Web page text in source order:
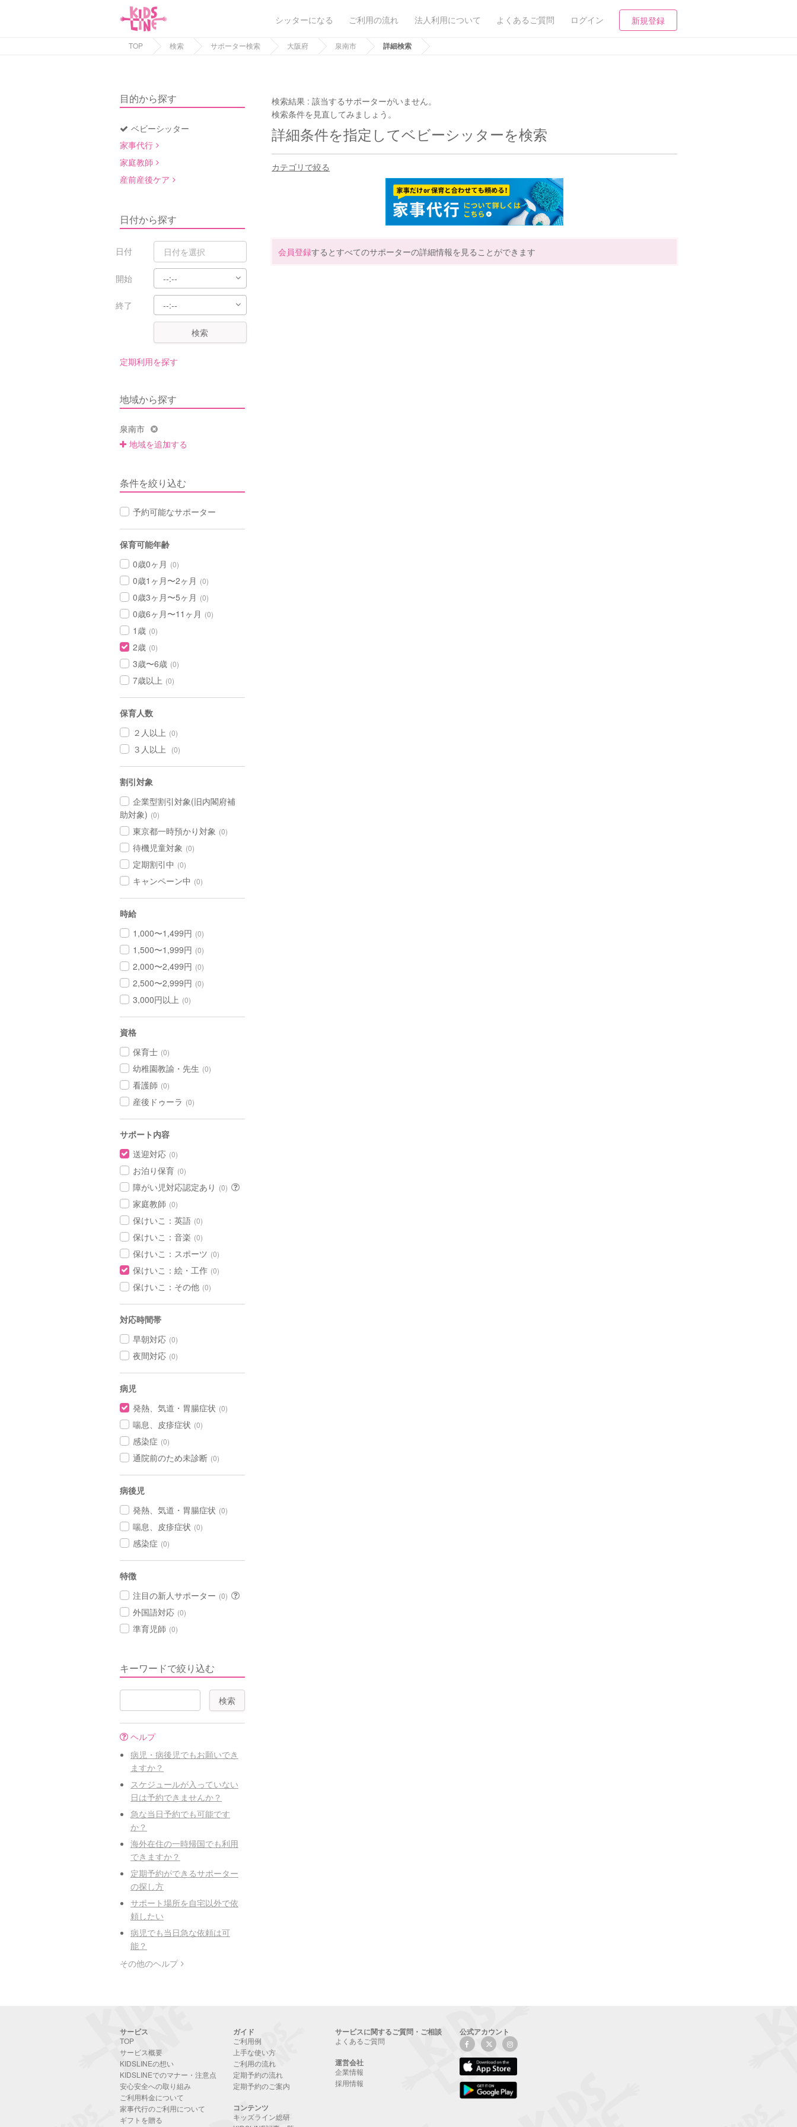
シッターになる ご利用の流れ 法人利用について よくあるご質問 ログイン 新規登録
TOP 検索 サポーター検索 大阪府 泉南市 詳細検索
目的から探す
ベビーシッター
家事代行
家庭教師
産前産後ケア
日付から探す
日付
開始
終了
検索
定期利用を探す
地域から探す
泉南市
地域を追加する
条件を絞り込む
予約可能なサポーター
保育可能年齢
0歳0ヶ月 (0)
0歳1ヶ月〜2ヶ月 (0)
0歳3ヶ月〜5ヶ月 (0)
0歳6ヶ月〜11ヶ月 (0)
1歳 (0)
2歳 (0)
3歳〜6歳 (0)
7歳以上 (0)
保育人数
２人以上 (0)
３人以上 (0)
割引対象
企業型割引対象(旧内閣府補
助対象) (0)
東京都一時預かり対象 (0)
待機児童対象 (0)
定期割引中 (0)
キャンペーン中 (0)
時給
1,000〜1,499円 (0)
1,500〜1,999円 (0)
2,000〜2,499円 (0)
2,500〜2,999円 (0)
3,000円以上 (0)
資格
保育士 (0)
幼稚園教諭・先生 (0)
看護師 (0)
産後ドゥーラ (0)
サポート内容
送迎対応 (0)
お泊り保育 (0)
障がい児対応認定あり (0)
家庭教師 (0)
保けいこ：英語 (0)
保けいこ：音楽 (0)
保けいこ：スポーツ (0)
保けいこ：絵・工作 (0)
保けいこ：その他 (0)
対応時間帯
早朝対応 (0)
夜間対応 (0)
病児
発熱、気道・胃腸症状 (0)
喘息、皮疹症状 (0)
感染症 (0)
通院前のため未診断 (0)
病後児
発熱、気道・胃腸症状 (0)
喘息、皮疹症状 (0)
感染症 (0)
特徴
注目の新人サポーター (0)
外国語対応 (0)
準育児師 (0)
キーワードで絞り込む
ヘルプ
病児・病後児でもお願いでき
ますか？
スケジュールが入っていない
日は予約できませんか？
急な当日予約でも可能です
か？
海外在住の一時帰国でも利用
できますか？
定期予約ができるサポーター
の探し方
サポート場所を自宅以外で依
頼したい
病児でも当日急な依頼は可
能？
その他のヘルプ
検索結果 :該当するサポーターがいません。
検索条件を見直してみましょう。
詳細条件を指定してベビーシッターを検索
カテゴリで絞る
会員登録するとすべてのサポーターの詳細情報を見ることができます
サービス
TOP
サービス概要
KIDSLINEの想い
KIDSLINEでのマナー・注意点
安心安全への取り組み
ご利用料金について
家事代行のご利用について
ギフトを贈る
ガイド
ご利用例
上手な使い方
ご利用の流れ
定期予約の流れ
定期予約のご案内
コンテンツ
キッズライン総研
サービスに関するご質問・ご相談
よくあるご質問
運営会社
企業情報
採用情報
公式アカウント